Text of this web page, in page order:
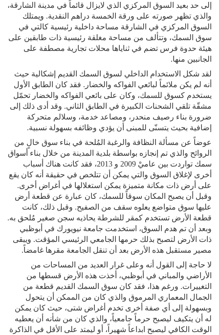
إلى حد بعيد السوق المركزي الذي لايزال قائماً في مدينة الشارقة،
والذي تظهر صورته على ورقة الخمسة دراهم النقدية. ويمتلك
السوق المركزي في الشارقة مساحة داخلية رئيسية كالتي في
سوق السمك، وتتألف من مساحة مغلقة رئيسية ذات طابقين على
هيئة حدوة فرس تضم في ثناياها محلات تجارية مصطفة على
الجانبين منها.
لقد شكل الاستخدام الداخلي لسوق السمك القديم إشكالية حيث
أنه لم يكن ملائماً لبائعي الفواكه والخضار. فقد كان الطابق الأول
يستخدم كسوق للسمك، وكان على بائعي الفواكه والخضار تحمّل
مشقّة تلقي الشحنات الكبيرة في الطابق الثاني. وقد أدى ذلك إلى
ضرورة بناء رصيف منحدر، ومصاعد خدمة، وسلالم متحركة
إضافية بحيث يتسنّى للمبنى أن يؤدي وظائفه بسهولة نسبية.
عوضاً عن مسألة النظافة والرغبة المُلحة في بناء سوق خالٍ من
الروائح والذي تم إنجازه بواسطة بلدية المدينة من خلال بناء أسواق
سمك تواردت بين عاميْ 2009 و 2013، فقد كانت هناك أسباب
أخرى لإغلاق السوق والتي يمكن أن تتلخص في حقيقة أنه كان يقع
على أرض ذات مكانة متميزة يمكن استغلالها في أغراض أخرى.
وقبل أن يصبح المكان سوقاً للسمك، كان عبارة عن قطعة أرض
عليها سوق متواضع يعلوه سقف من الصفيح. وقبل ذلك، كانت
قطعة الأرض تستخدم كمقر للشرطة يحاذيه سجن صغير مُلحق به.
وبعد أن تم هدم السوق، استخدمت جامعة نيويورك في أبوظبي
ذات الأرض لتصبح بذلك حرمها الجامعي الرئيسي المؤقت. ويبقى
مصير مستقبل هذه الأرض بعد أن تنقل الجامعة مقرها غامضاً.
لا حاجة إلى القول أنه وعلى غرار العديد من المساحات من
الأراضي والمباني في أبوظبي، أخذت هذه الأرض قسطها من
التغييرات. ورغم هذا، فقد كان سوق السمك القديم قطعة من
الجمال المعماري المرموق والذي كان من الممكن أن يتحول
وبسهولة إلى أي صفة أخرى تخدم أغراض شتى، حيث كان يمكن
له أن يتكيف ليصبح حرماً جامعياً، والذي كان من شأنه أن يعطيه
الوقت الكافي ليصبح ابداعاً شهيراً، أو ليمتد على الأقل في الذاكرة